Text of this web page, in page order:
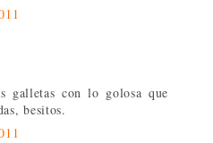
galletas con lo golosa que
besitos.